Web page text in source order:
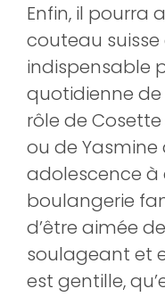
Enfin, il pourra
couteau
indispensable
quotidienne
rôle de Cosette
ou de Yasmine
adolescence à
boulangerie
d’être aimée
soulageant et
est gentille,